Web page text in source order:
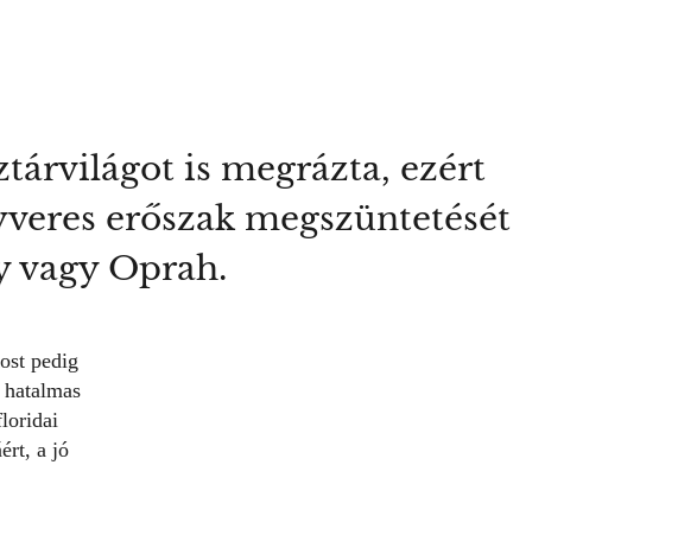
is megrázta, ezért
erőszak megszüntetését
vagy Oprah.
pedig
a jó